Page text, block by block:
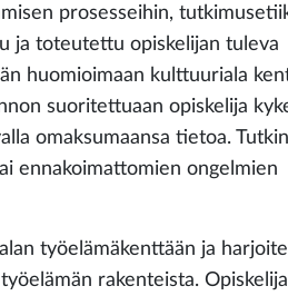
prosesseihin,
ja toteutettu opiskelijan tuleva
huomioimaan kulttuuriala
suoritettuaan opiskelija
omaksumaansa tietoa.
ennakoimattomien ongelmien
työelämäkenttään ja
rakenteista. Opiskelija